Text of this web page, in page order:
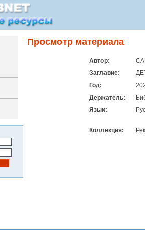
Просмотр материала
Автор:
Заглавие:
Год:
Держатель:
Язык:
Коллекция: